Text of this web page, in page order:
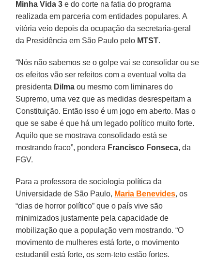
Minha Vida 3 e do corte na fatia do programa
realizada em parceria com entidades populares. A
vitória veio depois da ocupação da secretaria-geral
da Presidência em São Paulo pelo MTST.
“Nós não sabemos se o golpe vai se consolidar ou se
os efeitos vão ser refeitos com a eventual volta da
presidenta Dilma ou mesmo com liminares do
Supremo, uma vez que as medidas desrespeitam a
Constituição. Então isso é um jogo em aberto. Mas o
que se sabe é que há um legado político muito forte.
Aquilo que se mostrava consolidado está se
mostrando fraco”, pondera Francisco Fonseca, da
FGV.
Para a professora de sociologia política da
Universidade de São Paulo, Maria Benevides, os
“dias de horror político” que o país vive são
minimizados justamente pela capacidade de
mobilização que a população vem mostrando. “O
movimento de mulheres está forte, o movimento
estudantil está forte, os sem-teto estão fortes.